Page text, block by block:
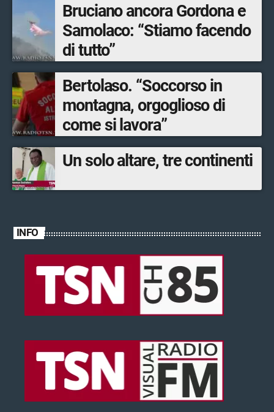
Bruciano ancora Gordona e
Samolaco: “Stiamo facendo
di tutto”
Bertolaso. “Soccorso in
montagna, orgoglioso di
come si lavora”
Un solo altare, tre continenti
INFO